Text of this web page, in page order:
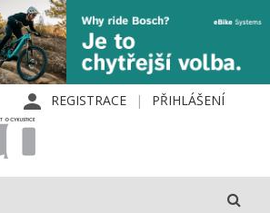
REGISTRACE PŘIHLÁŠENÍ